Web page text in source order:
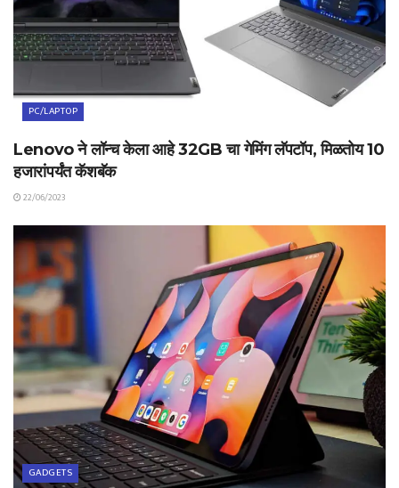
PC/LAPTOP
Lenovo ने लॉन्च केला आहे 32GB चा गेमिंग लॅपटॉप, मिळतोय 10
हजारांपर्यंत कॅशबॅक
22/06/2023
GADGETS